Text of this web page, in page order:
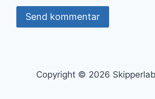
Copyright © 2026